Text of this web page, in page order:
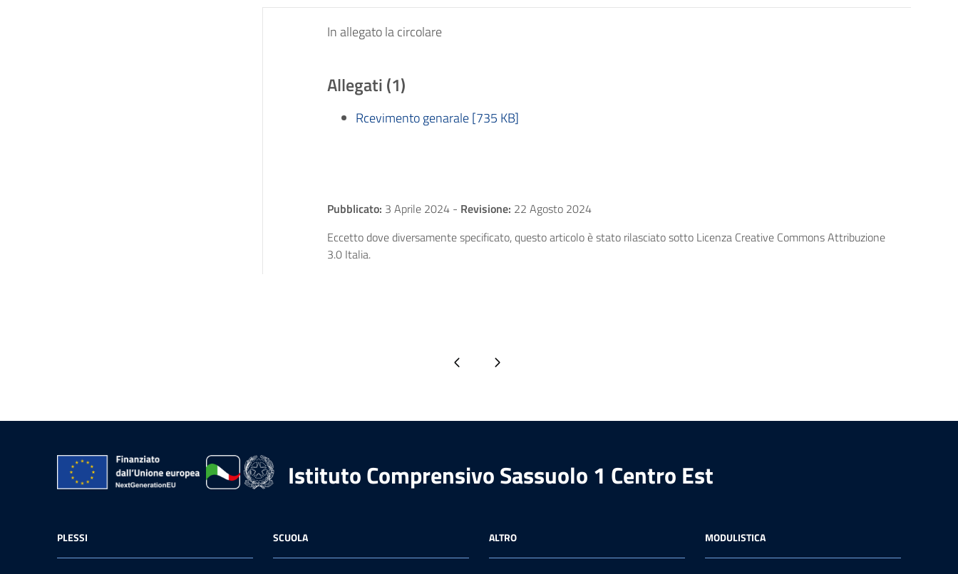
In allegato la circolare
Allegati (1)
Rcevimento genarale [735 KB]
Pubblicato: 3 Aprile 2024 - Revisione: 22 Agosto 2024
Eccetto dove diversamente specificato, questo articolo è stato rilasciato sotto Licenza Creative Commons Attribuzione
3.0 Italia.
Pagina precedentePagina successiva
Istituto Comprensivo Sassuolo 1 Centro Est
PLESSI SCUOLA ALTRO MODULISTICA